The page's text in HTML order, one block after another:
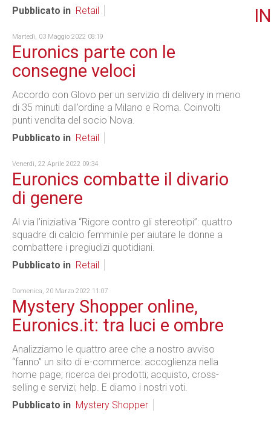
Pubblicato in Retail
Martedì, 03 Maggio 2022 08:19
Euronics parte con le
consegne veloci
Accordo con Glovo per un servizio di delivery in meno
di 35 minuti dall’ordine a Milano e Roma. Coinvolti
punti vendita del socio Nova.
Pubblicato in Retail
Venerdì, 22 Aprile 2022 09:34
Euronics combatte il divario
di genere
Al via l’iniziativa “Rigore contro gli stereotipi”: quattro
squadre di calcio femminile per aiutare le donne a
combattere i pregiudizi quotidiani.
Pubblicato in Retail
Domenica, 20 Marzo 2022 11:07
Mystery Shopper online,
Euronics.it: tra luci e ombre
Analizziamo le quattro aree che a nostro avviso
“fanno” un sito di e-commerce: accoglienza nella
home page; ricerca dei prodotti; acquisto, cross-
selling e servizi; help. E diamo i nostri voti.
Pubblicato in Mystery Shopper
IN